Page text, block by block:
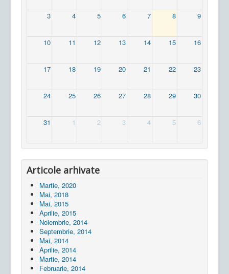
3 4 5 6 7 8 9
10 11 12 13 14 15 16
17 18 19 20 21 22 23
24 25 26 27 28 29 30
31 1 2 3 4 5 6
Articole arhivate
Martie, 2020
Mai, 2018
Mai, 2015
Aprilie, 2015
Noiembrie, 2014
Septembrie, 2014
Mai, 2014
Aprilie, 2014
Martie, 2014
Februarie, 2014